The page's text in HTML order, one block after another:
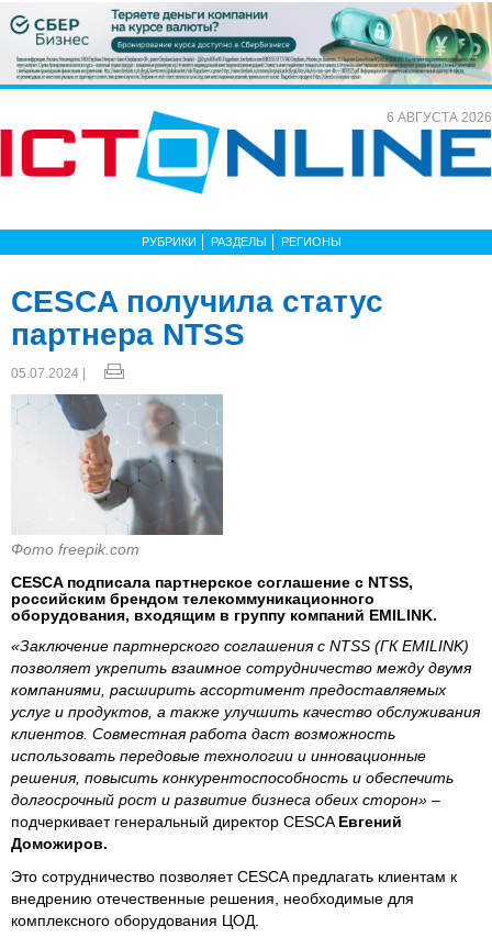
6 АВГУСТА 2026
РУБРИКИ РАЗДЕЛЫ РЕГИОНЫ
CESCA получила статус
партнера NTSS
05.07.2024 |
Фото freepik.com
CESCA подписала партнерское соглашение с NTSS,
российским брендом телекоммуникационного
оборудования, входящим в группу компаний EMILINK.
«Заключение партнерского соглашения с NTSS (ГК EMILINK)
позволяет укрепить взаимное сотрудничество между двумя
компаниями, расширить ассортимент предоставляемых
услуг и продуктов, а также улучшить качество обслуживания
клиентов. Совместная работа даст возможность
использовать передовые технологии и инновационные
решения, повысить конкурентоспособность и обеспечить
долгосрочный рост и развитие бизнеса обеих сторон» –
подчеркивает генеральный директор CESCA Евгений
Доможиров.
Это сотрудничество позволяет CESCA предлагать клиентам к
внедрению отечественные решения, необходимые для
комплексного оборудования ЦОД.